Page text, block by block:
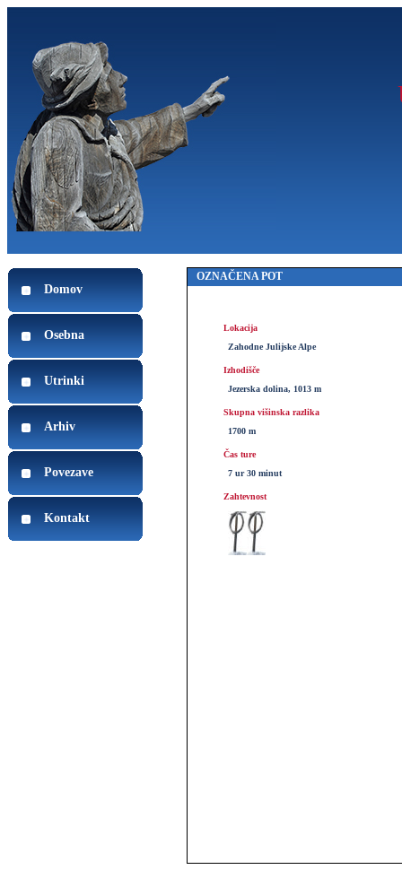
Domov
Osebna
Utrinki
Arhiv
Povezave
Kontakt
OZNAČENA POT
Lokacija
Zahodne Julijske Alpe
Izhodišče
Jezerska dolina, 1013 m
Skupna višinska razlika
1700 m
Čas ture
7 ur 30 minut
Zahtevnost